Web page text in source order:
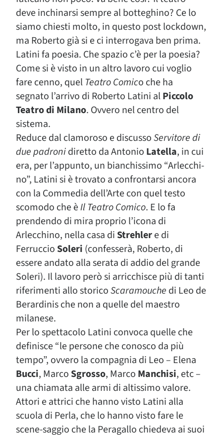
deve inchinarsi sempre al botteghino? Ce lo
siamo chiesti molto, in questo post lockdown,
ma Roberto già si e ci interrogava ben prima.
Latini fa poesia. Che spazio c’è per la poesia?
Come si è visto in un altro lavoro cui voglio
fare cenno, quel Teatro Comico che ha
segnato l’arrivo di Roberto Latini alPiccolo
Teatro di Milano. Ovvero nel centro del
sistema.
Reduce dal clamoroso e discussoServitore di
due padronidiretto da Antonio Latella, in cui
era, per l’appunto, un bianchissimo “Arlecchi-
no”, Latini si è trovato a confrontarsi ancora
con la Commedia dell’Arte con quel testo
scomodo che èIl Teatro Comico. E lo fa
prendendo di mira proprio l’icona di
Arlecchino, nella casa di Strehlere di
Ferruccio Soleri (confesserà, Roberto, di
essere andato alla serata di addio del grande
Soleri). Il lavoro però si arricchisce più di tanti
riferimenti allo storicoScaramouche di Leo de
Berardinis che non a quelle del maestro
milanese.
Per lo spettacolo Latini convoca quelle che
definisce “le persone che conosco da più
tempo”, ovvero la compagnia di Leo – Elena
Bucci, Marco Sgrosso, Marco Manchisi, etc –
una chiamata alle armi di altissimo valore.
Attori e attrici che hanno visto Latini alla
scuola di Perla, che lo hanno visto fare le
scene-saggio che la Peragallo chiedeva ai suoi